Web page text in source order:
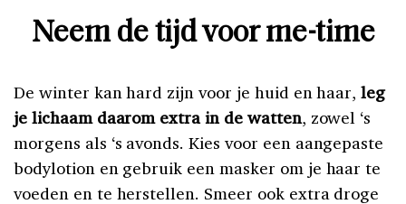
Neem de tijd voor me-time
De winter kan hard zijn voor je huid en haar,leg
je lichaam daarom extra in de watten, zowel ‘s
morgens als ‘s avonds. Kies voor een aangepaste
bodylotion en gebruik een masker om je haar te
voeden en te herstellen. Smeer ook extra droge